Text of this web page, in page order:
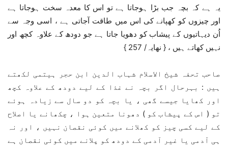
یہ ہے کہ بچہ جب بڑا ہوجاتا ہے تو اس کا معدہ سخت ہوجاتا ہے
اور چیزوں کو کھپانے کی اس میں طاقت آجاتی ہے ، اسی وجہ سے
اُن دیہاتیوں کے پیشاب کو دھویا جاتا ہے جو دودھ کے علاوہ کچھ اور
نہیں کھاتے ہیں ، { نھایہ/ 257 }
صاحب تحفہ شیخ الاسلام شہاب الدین ابن حجر ہیتمی لکھتے
ہیں : بہرحال اگر بچہ نے غذا کے لیے دودھ کے علاوہ کچھ
اور کھایا جیسے گھی ، یا بچہ کو دو سال سے زیادہ ہوئے
تو ( اس کے پیشاب کو ) دھونا متعین ہوا ، چکھانے یا اصلاح
کے لیے کسی چیز کو کھلانے میں کوئی نقصان نہیں ، اور نہ
ہی آدمی یا غیر آدمی کے دودھ کو پلانے میں کوئی نقصان ہے